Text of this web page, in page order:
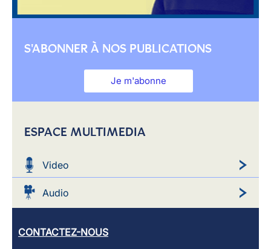
S'ABONNER À NOS PUBLICATIONS
Je m'abonne
ESPACE MULTIMEDIA
Video
Audio
CONTACTEZ-NOUS